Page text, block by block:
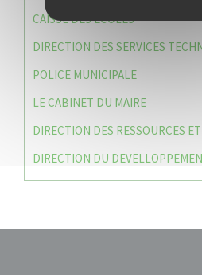
CAISSE DES ÉCOLES
DIRECTION DES SERVICES
POLICE MUNICIPALE
LE CABINET DU MAIRE
DIRECTION DES RESSOURCES
DIRECTION DU